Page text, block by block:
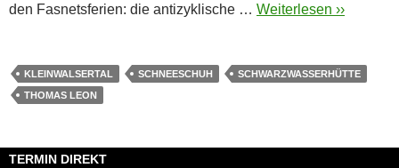
den Fasnetsferien: die antizyklische … Weiterlesen ››
KLEINWALSERTAL SCHNEESCHUH
SCHWARZWASSERHÜTTE
THOMAS LEON
TERMIN DIREKT